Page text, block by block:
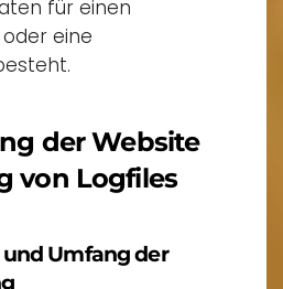
für einen
eine
der Website
von Logfiles
und Umfang der